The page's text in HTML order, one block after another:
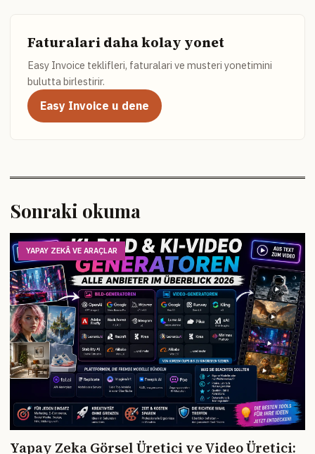
Faturalari daha kolay yonet
Easy Invoice teklifleri, faturalari ve musteri yonetimini
bulutta birlestirir.
Easy Invoice u dene
Sonraki okuma
YAPAY ZEKÂ VE ARAÇLAR
Yapay Zeka Görsel Üretici ve Video Üretici: